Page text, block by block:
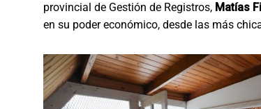
provincial de Gestión de Registros, Matías
en su poder económico, desde las más